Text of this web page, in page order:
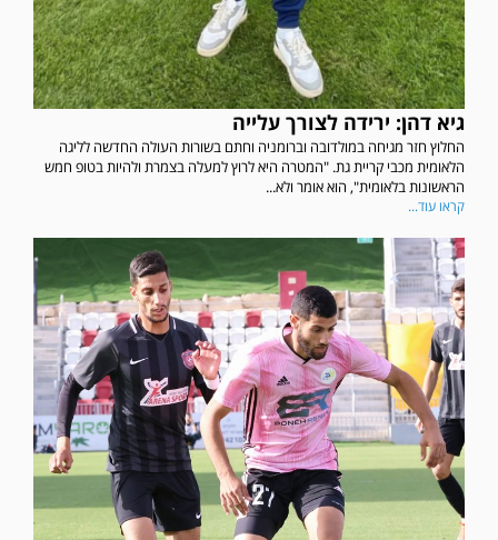
גיא דהן: ירידה לצורך עלייה
החלוץ חזר מגיחה במולדובה וברומניה וחתם בשורות העולה החדשה לליגה
הלאומית מכבי קריית גת. "המטרה היא לרוץ למעלה בצמרת ולהיות בטופ חמש
הראשונות בלאומית", הוא אומר ולא...
קראו עוד...